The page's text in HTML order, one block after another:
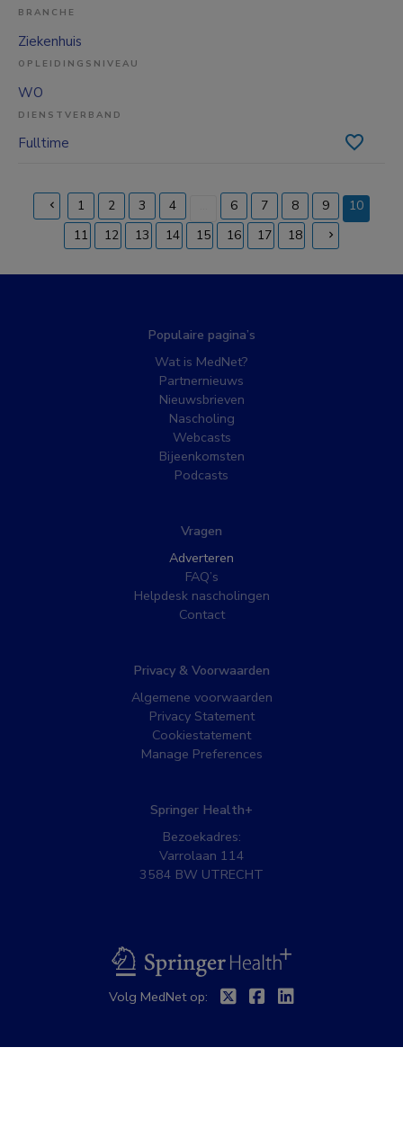
BRANCHE
Ziekenhuis
OPLEIDINGSNIVEAU
WO
DIENSTVERBAND
Fulltime
1 2 3 4 6 7 8 9
10
(current)
11 12 13 14 15 16 17 18
Populaire pagina’s
Wat is MedNet?
Partnernieuws
Nieuwsbrieven
Nascholing
Webcasts
Bijeenkomsten
Podcasts
Vragen
Adverteren
FAQ’s
Helpdesk nascholingen
Contact
Privacy & Voorwaarden
Algemene voorwaarden
Privacy Statement
Cookiestatement
Manage Preferences
Springer Health+
Bezoekadres:
Varrolaan 114
3584 BW UTRECHT
BSL
Volg MedNet op: TwitterFacebook
Linkedin